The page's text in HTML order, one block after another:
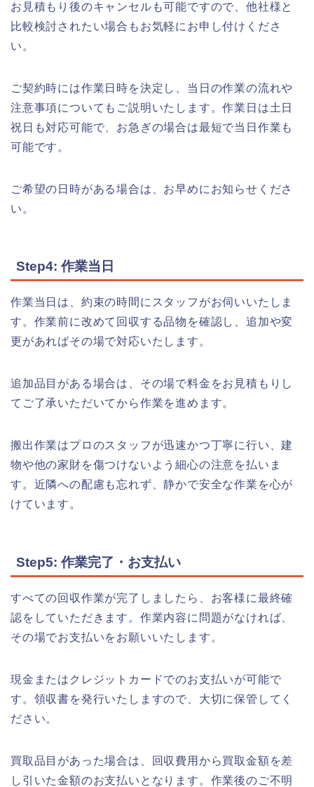
お見積もり後のキャンセルも可能ですので、他社様と
比較検討されたい場合もお気軽にお申し付けくださ
い。
ご契約時には作業日時を決定し、当日の作業の流れや
注意事項についてもご説明いたします。作業日は土日
祝日も対応可能で、お急ぎの場合は最短で当日作業も
可能です。
ご希望の日時がある場合は、お早めにお知らせくださ
い。
Step4: 作業当日
作業当日は、約束の時間にスタッフがお伺いいたしま
す。作業前に改めて回収する品物を確認し、追加や変
更があればその場で対応いたします。
追加品目がある場合は、その場で料金をお見積もりし
てご了承いただいてから作業を進めます。
搬出作業はプロのスタッフが迅速かつ丁寧に行い、建
物や他の家財を傷つけないよう細心の注意を払いま
す。近隣への配慮も忘れず、静かで安全な作業を心が
けています。
Step5: 作業完了・お支払い
すべての回収作業が完了しましたら、お客様に最終確
認をしていただきます。作業内容に問題がなければ、
その場でお支払いをお願いいたします。
現金またはクレジットカードでのお支払いが可能で
す。領収書を発行いたしますので、大切に保管してく
ださい。
買取品目があった場合は、回収費用から買取金額を差
し引いた金額のお支払いとなります。作業後のご不明